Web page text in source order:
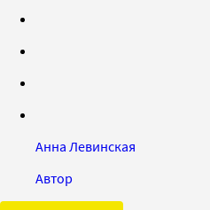
Анна Левинская
Автор